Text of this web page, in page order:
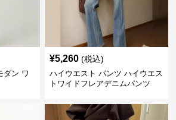
ダン ワ
¥5,260 (税込)
ハイウエスト パンツ ハイウエス
トワイドフレアデニムパンツ